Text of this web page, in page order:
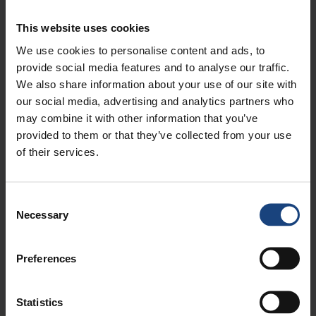
This website uses cookies
We use cookies to personalise content and ads, to
provide social media features and to analyse our traffic.
We also share information about your use of our site with
our social media, advertising and analytics partners who
may combine it with other information that you’ve
provided to them or that they’ve collected from your use
of their services.
Selection
Necessary
Preferences
Statistics
Reparatur an einer
konventionellen
Drehmaschine
Herstellung einer Kurbelwelle
Umdrehen eines LP-Gehäuses
Neuentwicklung eines LP
(Schweißkonstruktion)